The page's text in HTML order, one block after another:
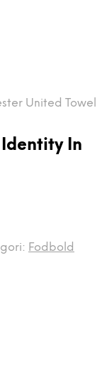
United Towel
In
Fodbold